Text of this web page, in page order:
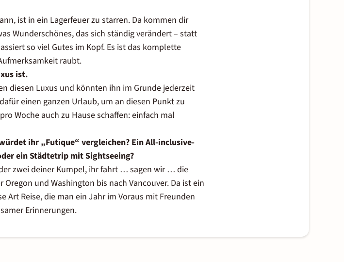
ist in ein Lagerfeuer zu starren. Da kommen dir
Wunderschönes, das sich ständig verändert – statt
so viel Gutes im Kopf. Es ist das komplette
raubt.
ist.
diesen Luxus und könnten ihn im Grunde jederzeit
einen ganzen Urlaub, um an diesen Punkt zu
Woche auch zu Hause schaffen: einfach mal
ihr „Futique“ vergleichen? Ein All-inclusive-
ein Städtetrip mit Sightseeing?
zwei deiner Kumpel, ihr fahrt … sagen wir … die
Oregon und Washington bis nach Vancouver. Da ist ein
Art Reise, die man ein Jahr im Voraus mit Freunden
Erinnerungen.